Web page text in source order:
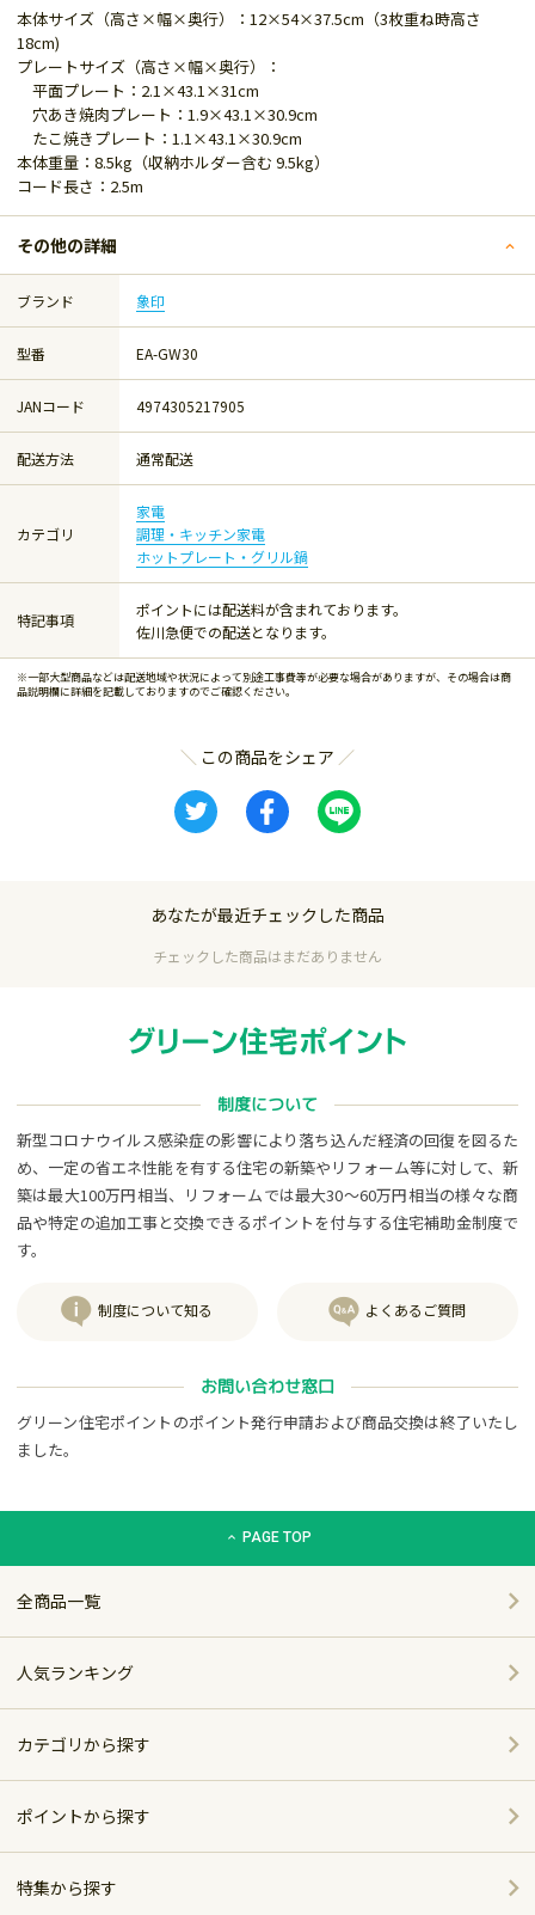
本体サイズ（高さ×幅×奥行）：12×54×37.5cm（3枚重ね時高さ
18cm)
プレートサイズ（高さ×幅×奥行）：
平面プレート：2.1×43.1×31cm
穴あき焼肉プレート：1.9×43.1×30.9cm
たこ焼きプレート：1.1×43.1×30.9cm
本体重量：8.5kg（収納ホルダー含む 9.5kg）
コード長さ：2.5m
その他の詳細
ブランド 象印
型番 EA-GW30
JANコード 4974305217905
配送方法 通常配送
カテゴリ
家電
調理・キッチン家電
ホットプレート・グリル鍋
特記事項
ポイントには配送料が含まれております。
佐川急便での配送となります。
※一部大型商品などは配送地域や状況によって別途工事費等が必要な場合がありますが、その場合は商
品説明欄に詳細を記載しておりますのでご確認ください。
この商品をシェア
あなたが最近チェックした商品
チェックした商品はまだありません
制度について
新型コロナウイルス感染症の影響により落ち込んだ経済の回復を図るた
め、一定の省エネ性能を有する住宅の新築やリフォーム等に対して、新
築は最大100万円相当、リフォームでは最大30～60万円相当の様々な商
品や特定の追加工事と交換できるポイントを付与する住宅補助金制度で
す。
制度について知る よくあるご質問
お問い合わせ窓口
グリーン住宅ポイントのポイント発行申請および商品交換は終了いたし
ました。
グリーン住宅ポイント交換商品カタログサイト「エコdeギフ
PAGE TOP
全商品一覧
人気ランキング
カテゴリから探す
家電
家具・インテリア
ポイントから探す
～5,000pt
特集から探す